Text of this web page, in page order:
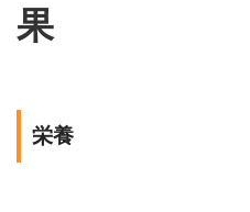
果
栄養